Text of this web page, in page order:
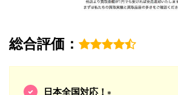
総合評価：
日本全国対応！ ※